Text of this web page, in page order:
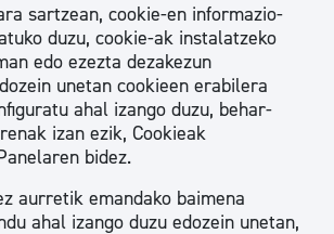
sartzean, cookie-en informazio-
duzu, cookie-ak instalatzeko
edo ezezta dezakezun
unetan cookieen erabilera
ahal izango duzu, behar-
izan ezik, Cookieak
bidez.
aurretik emandako baimena
ahal izango duzu edozein unetan,